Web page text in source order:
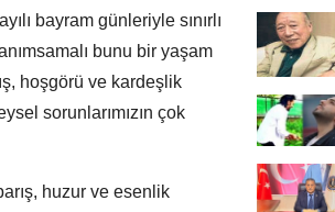
bayram günleriyle sınırlı
bunu bir yaşam
hoşgörü ve kardeşlik
sorunlarımızın çok
huzur ve esenlik